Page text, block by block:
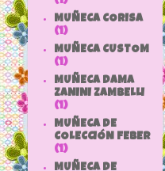
MUÑECA CORISA
(1)
MUÑECA CUSTOM
(1)
MUÑECA DAMA
ZANINI ZAMBELLI
(1)
MUÑECA DE
COLECCIÓN FEBER
(1)
MUÑECA DE